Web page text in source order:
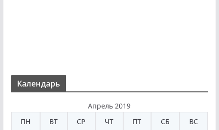
Календарь
Апрель 2019
ПН
ВТ СР ЧТ ПТ СБ ВС